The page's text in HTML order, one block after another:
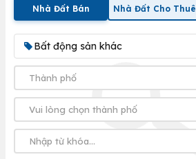
Nhà Đất Bán Nhà Đất Cho Thuê
Bất động sản khác